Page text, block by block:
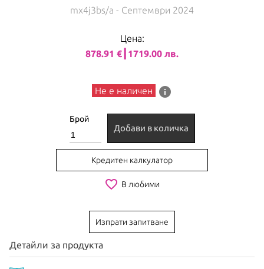
mx4j3bs/a - Септември 2024
Цена:
878.91 €┃1719.00 лв.
Не е наличен info
Брой
Добави в количка
Кредитен калкулатор
favorite_border В любими
Изпрати запитване
Детайли за продукта